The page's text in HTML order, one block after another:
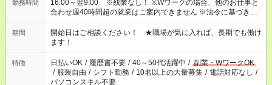
勤務時間
16:00～翌9:00 ※残業なし！ ※Wワークの場合、他のお仕事と
合わせ週40時間超の就業はご案内できません ※法令に基づき、
週20時間以上勤務は社会保険への加入対象となります ※労働者
派遣法（日雇い派遣の原則禁止）により、短時間・短期間の就
業はご案内が難しい場合があります
期間
開始日はご相談ください！ ★職場が気に入れば、長期でも働け
ます！
特徴 日払いOK / 履歴書不要 / 40～50代活躍中 / 副業・WワークOK
/ 服装自由 / シフト勤務 / 10名以上の大量募集 / 電話対応なし /
パソコンスキル不要